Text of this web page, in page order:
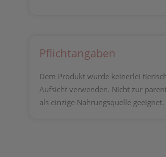
Pflichtangaben
Dem Produkt wurde keinerlei
Aufsicht verwenden. Nicht zur
als einzige Nahrungsquelle geeignet.